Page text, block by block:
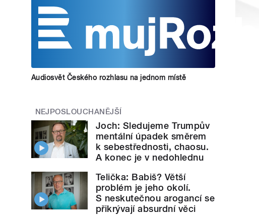
Audiosvět Českého rozhlasu na jednom místě
NEJPOSLOUCHANĚJŠÍ
Joch: Sledujeme Trumpův
mentální úpadek směrem
k sebestřednosti, chaosu.
A konec je v nedohlednu
Telička: Babiš? Větší
problém je jeho okolí.
S neskutečnou arogancí se
přikrývají absurdní věci